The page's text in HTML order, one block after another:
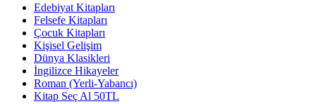
Edebiyat Kitapları
Felsefe Kitapları
Çocuk Kitapları
Kişisel Gelişim
Dünya Klasikleri
İngilizce Hikayeler
Roman (Yerli-Yabancı)
Kitap Seç Al 50TL